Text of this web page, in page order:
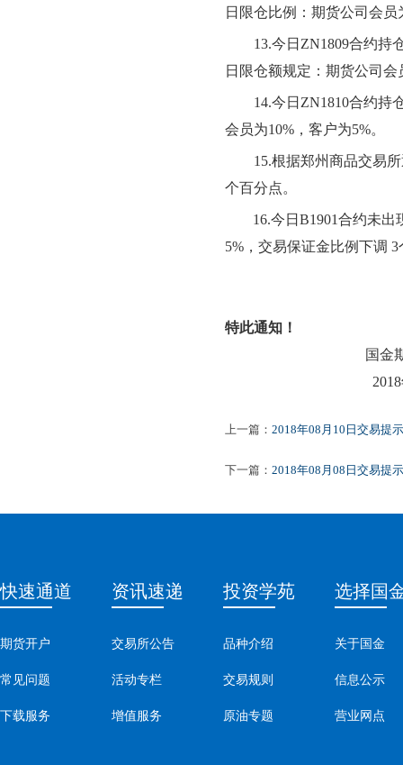
日限仓比例：期货公司会员
13.今日ZN1809合约持
日限仓额规定：期货公司会
14.今日ZN1810合约持
会员为10%，客户为5%。
15.根据郑州商品交易
个百分点。
16.今日 B1901合约未出
5%，交易保证金比例下调 3
特此通知！
国金
2018
上一篇： 2018年08月10日交易提示
下一篇： 2018年08月08日交易提示
快速通道
期货开户
常见问题
下载服务
资讯速递
交易所公告
活动专栏
增值服务
投资学苑
品种介绍
交易规则
原油专题
选择国
关于国金
信息公示
营业网点